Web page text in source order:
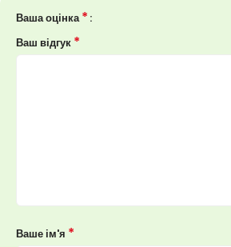
Ваша оцінка*
Ваш відгук *
Ваше ім'я *